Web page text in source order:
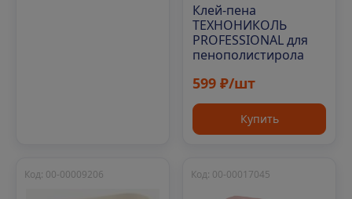
Клей-пена
ТЕХНОНИКОЛЬ
PROFESSIONAL для
пенополистирола
599 ₽/шт
Купить
Код: 00-00009206 Код: 00-00017045